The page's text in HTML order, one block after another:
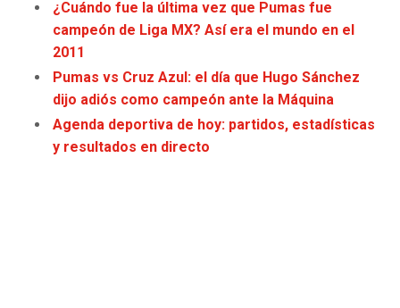
COWBOYS
GIANTS
EAGLES
CLIPPERS
LAKERS
SUNS
¿Cuándo fue la última vez que Pumas fue
campeón de Liga MX? Así era el mundo en el
2011
Pumas vs Cruz Azul: el día que Hugo Sánchez
dijo adiós como campeón ante la Máquina
Agenda deportiva de hoy: partidos, estadísticas
y resultados en directo